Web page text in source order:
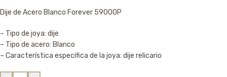
Dije de Acero Blanco Forever 59000P
– Tipo de joya: dije
– Tipo de acero: Blanco
– Característica específica de la joya: dije relicario